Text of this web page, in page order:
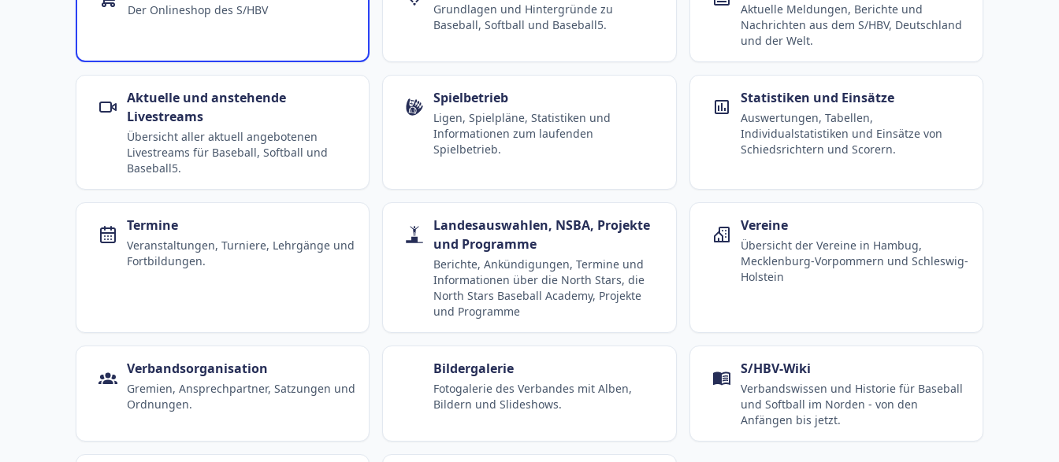
Der Onlineshop des S/HBV
Grundlagen und Hintergründe zu
Baseball, Softball und Baseball5.
Aktuelle Meldungen, Berichte und
Nachrichten aus dem S/HBV, Deutschland
und der Welt.
Aktuelle und anstehende
Livestreams
Übersicht aller aktuell angebotenen
Livestreams für Baseball, Softball und
Baseball5.
Spielbetrieb
Ligen, Spielpläne, Statistiken und
Informationen zum laufenden
Spielbetrieb.
Statistiken und Einsätze
Auswertungen, Tabellen,
Individualstatistiken und Einsätze von
Schiedsrichtern und Scorern.
Termine
Veranstaltungen, Turniere, Lehrgänge und
Fortbildungen.
Landesauswahlen, NSBA, Projekte
und Programme
Berichte, Ankündigungen, Termine und
Informationen über die North Stars, die
North Stars Baseball Academy, Projekte
und Programme
Vereine
Übersicht der Vereine in Hambug,
Mecklenburg-Vorpommern und Schleswig-
Holstein
Verbandsorganisation
Gremien, Ansprechpartner, Satzungen und
Ordnungen.
Bildergalerie
Fotogalerie des Verbandes mit Alben,
Bildern und Slideshows.
S/HBV-Wiki
Verbandswissen und Historie für Baseball
und Softball im Norden - von den
Anfängen bis jetzt.